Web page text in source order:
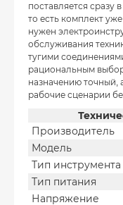
поставляется сразу
то есть комплект
нужен
обслуживания
тугими
рациональным
назначению точный,
рабочие сценарии
Производитель
Модель
Тип инструмента
Тип питания
Напряжение